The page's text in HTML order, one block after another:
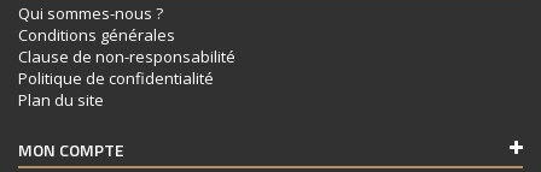
Qui sommes-nous ?
Conditions générales
Clause de non-responsabilité
Politique de confidentialité
Plan du site
MON COMPTE